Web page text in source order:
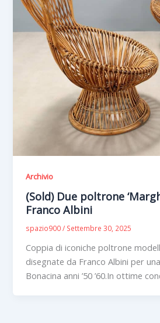
Archivio
(Sold) Due poltrone
Franco Albini
spazio900/ Settembre 30, 2025
Coppia di iconiche poltrone
disegnate da Franco Albini per
Bonacina anni ’50 ’60.In ottime